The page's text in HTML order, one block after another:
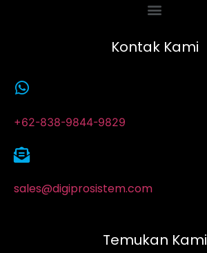
Kontak Kami
+62-838-9844-9829
sales@digiprosistem.com
Temukan Kami